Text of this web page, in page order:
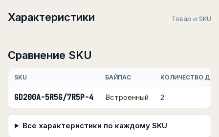
Характеристики Товар и SKU
Сравнение SKU
SKU БАЙПАС КОЛИЧЕСТВО
GD200A-5R5G/7R5P-4 Встроенный 2
Все характеристики по каждому SKU